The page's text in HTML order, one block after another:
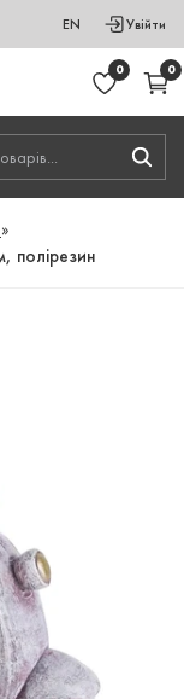
EN Увійти
0 0
»
полірезин